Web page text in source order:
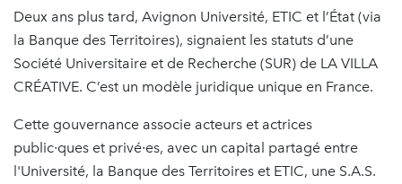
Deux ans plus tard, Avignon Université, ETIC et l’État (via
la Banque des Territoires), signaient les statuts d’une
Société Universitaire et de Recherche (SUR) de LA VILLA
CRÉATIVE. C’est un modèle juridique unique en France.
Cette gouvernance associe acteurs et actrices
public∙ques et privé∙es, avec un capital partagé entre
l'Université, la Banque des Territoires et ETIC, une S.A.S.